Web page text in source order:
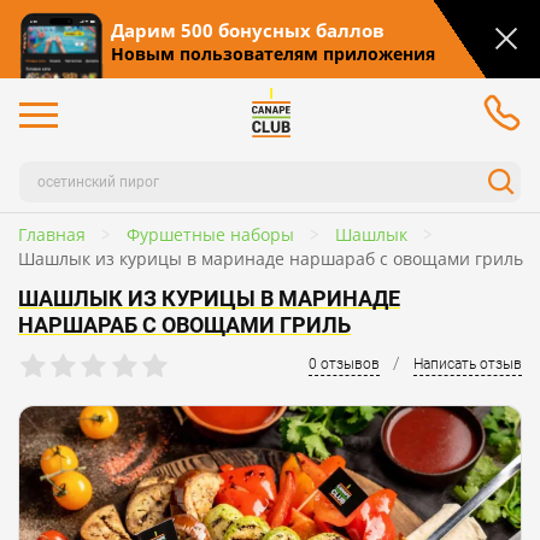
Дарим 500 бонусных баллов
Новым пользователям приложения
Главная Фуршетные наборы
Шашлык
Шашлык из курицы в маринаде наршараб с овощами гриль
ШАШЛЫК ИЗ КУРИЦЫ В МАРИНАДЕ
НАРШАРАБ С ОВОЩАМИ ГРИЛЬ
0 отзывов / Написать отзыв